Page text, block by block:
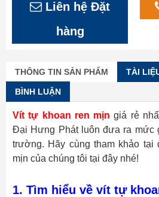
Liên hệ Đặt
hàng
THÔNG TIN SẢN PHẨM TÀI
BÌNH LUẬN
Vít tự khoan ren mịn giá rẻ
Đại Hưng Phát luôn đưa ra mức
trường. Hãy cùng tham khảo tại
mịn của chúng tôi tại đây nhé!
1. Tìm hiểu về vít tự